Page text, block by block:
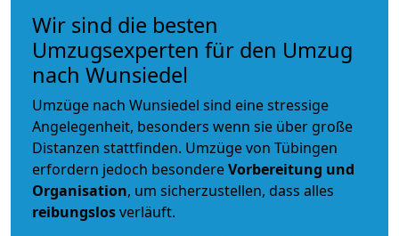
Wir sind die besten
Umzugsexperten für den Umzug
nach Wunsiedel
Umzüge nach Wunsiedel sind eine stressige
Angelegenheit, besonders wenn sie über große
Distanzen stattfinden. Umzüge von Tübingen
erfordern jedoch besondereVorbereitung und
Organisation, um sicherzustellen, dass alles
reibungslosverläuft.